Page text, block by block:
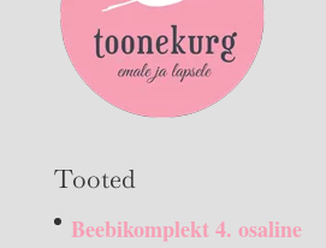
Tooted
Beebikomplekt 4. osaline